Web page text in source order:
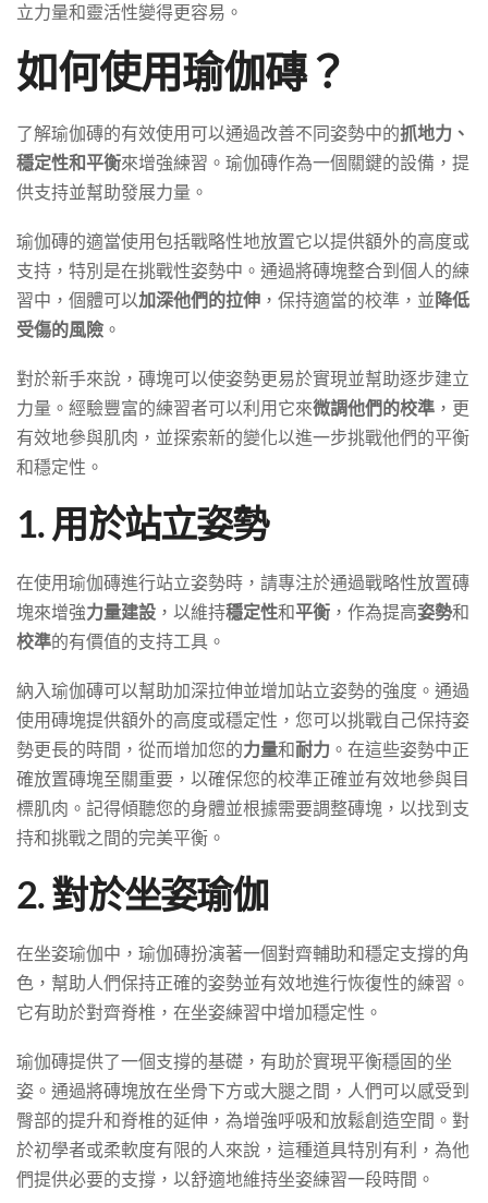
立力量和靈活性變得更容易。
如何使用瑜伽磚？
了解瑜伽磚的有效使用可以通過改善不同姿勢中的抓地力、
穩定性和平衡來增強練習。瑜伽磚作為一個關鍵的設備，提
供支持並幫助發展力量。
瑜伽磚的適當使用包括戰略性地放置它以提供額外的高度或
支持，特別是在挑戰性姿勢中。通過將磚塊整合到個人的練
習中，個體可以加深他們的拉伸 ，保持適當的校準，並降低
受傷的風險 。
對於新手來說，磚塊可以使姿勢更易於實現並幫助逐步建立
力量。經驗豐富的練習者可以利用它來微調他們的校準 ，更
有效地參與肌肉，並探索新的變化以進一步挑戰他們的平衡
和穩定性。
1. 用於站立姿勢
在使用瑜伽磚進行站立姿勢時，請專注於通過戰略性放置磚
塊來增強力量建設 ，以維持穩定性和平衡 ，作為提高姿勢和
校準的有價值的支持工具。
納入瑜伽磚可以幫助加深拉伸並增加站立姿勢的強度。通過
使用磚塊提供額外的高度或穩定性，您可以挑戰自己保持姿
勢更長的時間，從而增加您的力量和耐力 。在這些姿勢中正
確放置磚塊至關重要，以確保您的校準正確並有效地參與目
標肌肉。記得傾聽您的身體並根據需要調整磚塊，以找到支
持和挑戰之間的完美平衡。
2. 對於坐姿瑜伽
在坐姿瑜伽中，瑜伽磚扮演著一個對齊輔助和穩定支撐的角
色，幫助人們保持正確的姿勢並有效地進行恢復性的練習。
它有助於對齊脊椎，在坐姿練習中增加穩定性。
瑜伽磚提供了一個支撐的基礎，有助於實現平衡穩固的坐
姿。通過將磚塊放在坐骨下方或大腿之間，人們可以感受到
臀部的提升和脊椎的延伸，為增強呼吸和放鬆創造空間。對
於初學者或柔軟度有限的人來說，這種道具特別有利，為他
們提供必要的支撐，以舒適地維持坐姿練習一段時間。